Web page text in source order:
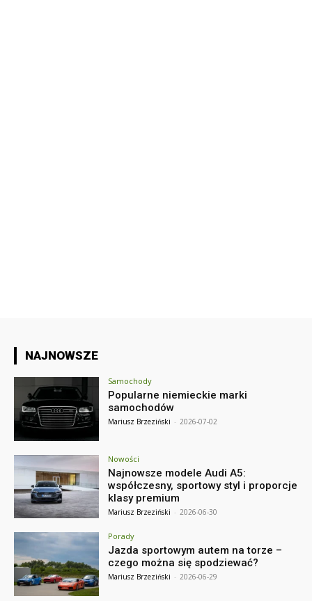
NAJNOWSZE
Samochody
Popularne niemieckie marki
samochodów
Mariusz Brzeziński - 2026-07-02
Nowości
Najnowsze modele Audi A5:
współczesny, sportowy styl i proporcje
klasy premium
Mariusz Brzeziński - 2026-06-30
Porady
Jazda sportowym autem na torze –
czego można się spodziewać?
Mariusz Brzeziński - 2026-06-29